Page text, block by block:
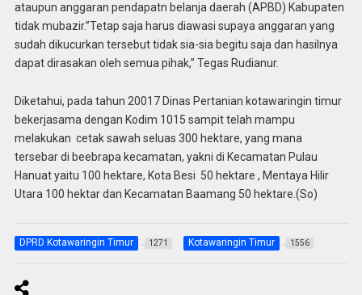
ataupun anggaran pendapatn belanja daerah (APBD) Kabupaten
tidak mubazir.”Tetap saja harus diawasi supaya anggaran yang
sudah dikucurkan tersebut tidak sia-sia begitu saja dan hasilnya
dapat dirasakan oleh semua pihak,” Tegas Rudianur.
Diketahui, pada tahun 20017 Dinas Pertanian kotawaringin timur
bekerjasama dengan Kodim 1015 sampit telah mampu
melakukan cetak sawah seluas 300 hektare, yang mana
tersebar di beebrapa kecamatan, yakni di Kecamatan Pulau
Hanuat yaitu 100 hektare, Kota Besi 50 hektare , Mentaya Hilir
Utara 100 hektar dan Kecamatan Baamang 50 hektare.(So)
DPRD Kotawaringin Timur 1271 Kotawaringin Timur 1556